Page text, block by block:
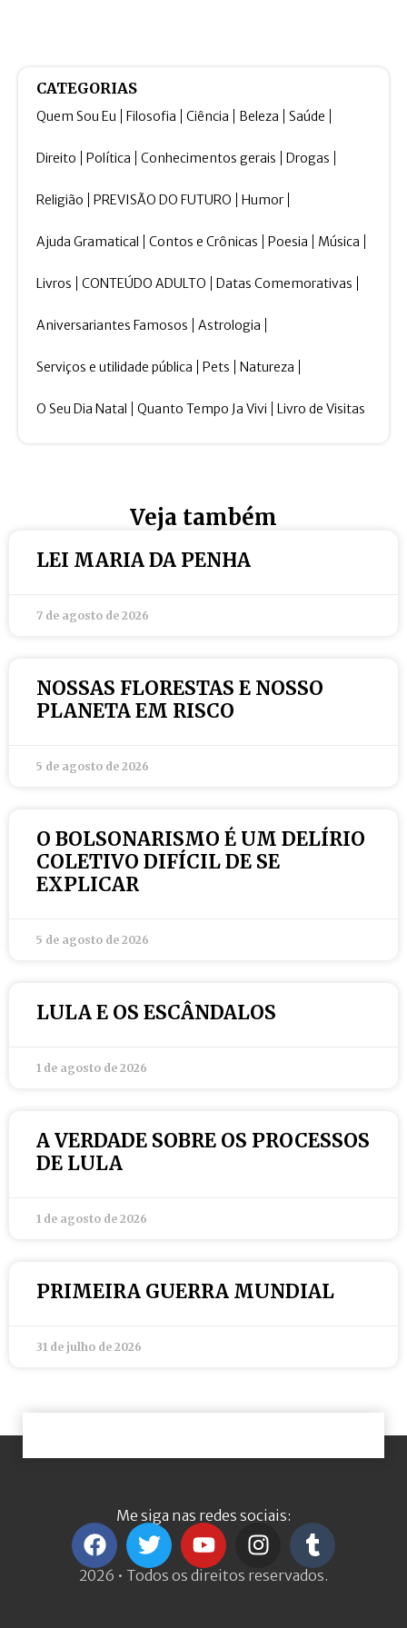
CATEGORIAS
Quem Sou Eu Filosofia Ciência Beleza Saúde
Direito Política Conhecimentos gerais Drogas
Religião PREVISÃO DO FUTURO Humor
Ajuda Gramatical Contos e Crônicas Poesia Música
Livros CONTEÚDO ADULTO Datas Comemorativas
Aniversariantes Famosos Astrologia
Serviços e utilidade pública Pets Natureza
O Seu Dia Natal Quanto Tempo Ja Vivi Livro de Visitas
Veja também
LEI MARIA DA PENHA
7 de agosto de 2026
NOSSAS FLORESTAS E NOSSO
PLANETA EM RISCO
5 de agosto de 2026
O BOLSONARISMO É UM DELÍRIO
COLETIVO DIFÍCIL DE SE
EXPLICAR
5 de agosto de 2026
LULA E OS ESCÂNDALOS
1 de agosto de 2026
A VERDADE SOBRE OS PROCESSOS
DE LULA
1 de agosto de 2026
PRIMEIRA GUERRA MUNDIAL
31 de julho de 2026
Me siga nas redes sociais:
2026 • Todos os direitos reservados.